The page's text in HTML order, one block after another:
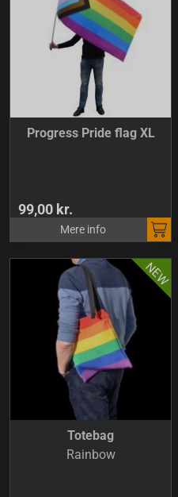
Progress Pride flag XL
99,00 kr.
Mere info
Totebag
Rainbow